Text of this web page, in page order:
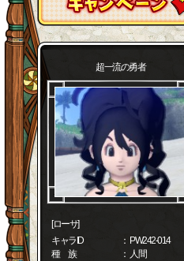
超一流の勇者
[ローサ]
キャラID
： PW242-014
種 族
： 人間